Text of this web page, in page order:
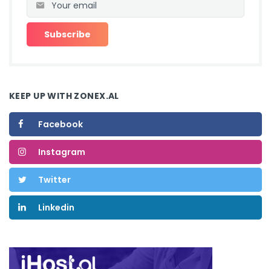
KEEP UP WITH ZONEX.AL
Facebook
Instagram
Twitter
Linkedin